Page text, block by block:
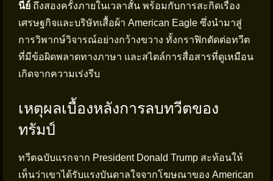
นีย์ ถึงสองครั้งภายในเวลาสั้น พร้อมกับการสะกิดเรื่อง
เศรษฐกิจและบริษัทเสื้อผ้า American Eagle ซึ่งนำมาสู่
การวิพากษ์วิจารณ์อย่างกว้างขวาง ทั้งกราฟิกตัดต่อทวีต
ที่มีข้อผิดพลาดทางภาษา และสไตล์การสื่อสารที่ดูเหมือน
เกิดจากความเร่งรีบ
เหตุผลเบื้องหลังการลบทวีตของ
ทรัมป์
ทวีตฉบับแรกจาก President Donald Trump สะท้อนให้
เห็นว่าเขาได้รับแรงบันดาลใจจากโฆษณาของ American